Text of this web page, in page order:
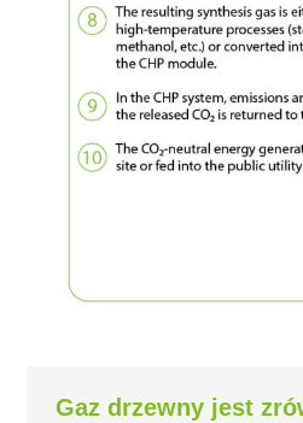
Gaz drzewny jest